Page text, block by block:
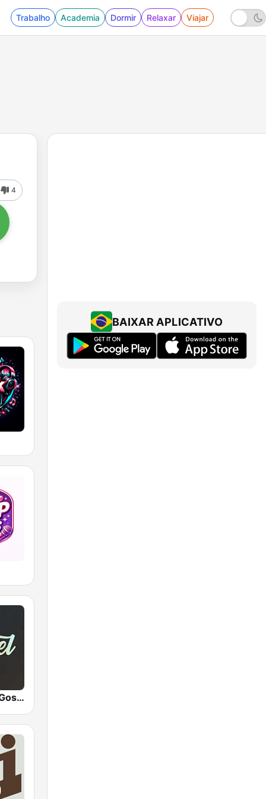
Trabalho Academia Dormir Relaxar Viajar
4
Hunter.FM - Gospel
BAIXAR APLICATIVO